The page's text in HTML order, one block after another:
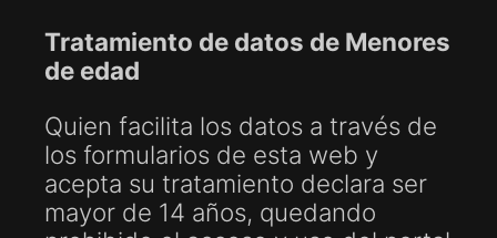
Tratamiento de datos de Menores
de edad
Quien facilita los datos a través de
los formularios de esta web y
acepta su tratamiento declara ser
mayor de 14 años, quedando